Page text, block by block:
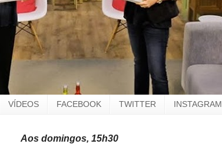
VÍDEOS FACEBOOK TWITTER INSTAGRAM
Aos domingos, 15h30